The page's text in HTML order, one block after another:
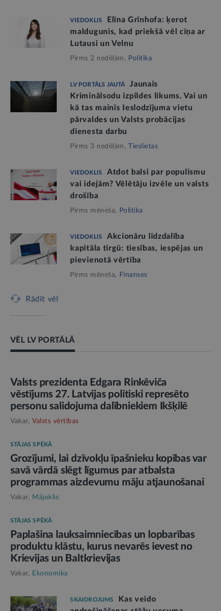
VIEDOKLIS
Elīna Grīnhofa: ķerot
maldugunis, kad priekšā vēl cīņa ar
Lutausi un Velnu
Pirms 2 nedēļām, Politika
LV PORTĀLS JAUTĀ
Jaunais
Kriminālsodu izpildes likums. Vai un
kā tas mainīs Ieslodzījuma vietu
pārvaldes un Valsts probācijas
dienesta darbu
Pirms 3 nedēļām, Tieslietas
VIEDOKLIS
Atdot balsi par populismu
vai idejām? Vēlētāju izvēle un valsts
drošība
Pirms mēneša, Politika
VIEDOKLIS
Akcionāru līdzdalība
kapitāla tirgū: tiesības, iespējas un
pievienotā vērtība
Pirms mēneša, Finanses
Rādīt vēl
VĒL LV PORTĀLĀ
AMATPERSONAS RUNA
Valsts prezidenta Edgara Rinkēviča
vēstījums 27. Latvijas politiski represēto
personu salidojuma dalībniekiem Ikšķilē
Vakar, Valsts vērtības
STĀJAS SPĒKĀ
Grozījumi, lai dzīvokļu īpašnieku kopības var
savā vārdā slēgt līgumus par atbalsta
programmas aizdevumu māju atjaunošanai
Vakar, Mājoklis
STĀJAS SPĒKĀ
Paplašina lauksaimniecības un lopbarības
produktu klāstu, kurus nevarēs ievest no
Krievijas un Baltkrievijas
Vakar, Ekonomika
SKAIDROJUMS
Kas veido